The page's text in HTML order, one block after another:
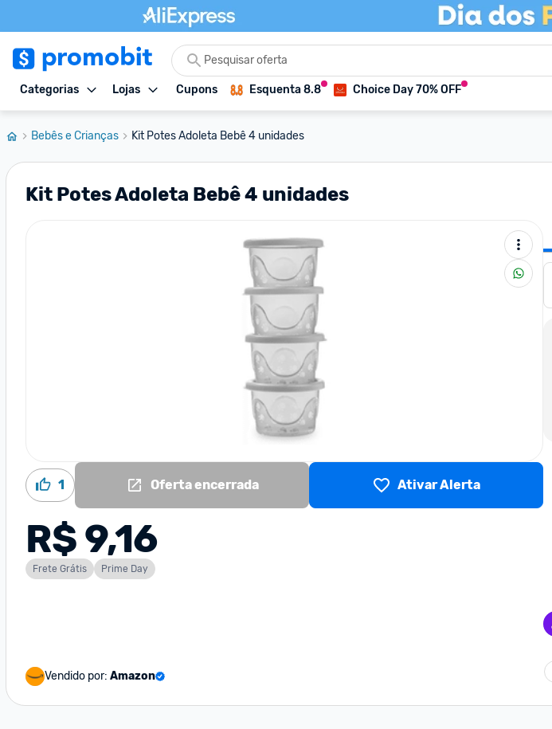
Categorias Lojas Cupons Esquenta 8.8 Choice Day 70% OFF
Bebês e Crianças Kit Potes Adoleta Bebê 4 unidades
Kit Potes Adoleta Bebê 4 unidades
1 Oferta encerrada Ativar Alerta
R$ 9,16
Frete Grátis Prime Day
Vendido por: Amazon